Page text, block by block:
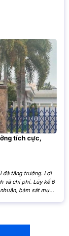
tích cực,
đà tăng trưởng. Lợi
và chi phí. Lũy kế 6
bám sát mục